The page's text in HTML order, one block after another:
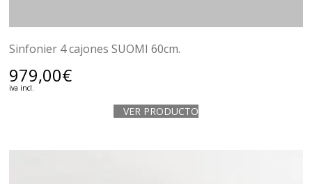
Sinfonier 4 cajones SUOMI 60cm.
979,00€
iva incl.
VER PRODUCTO